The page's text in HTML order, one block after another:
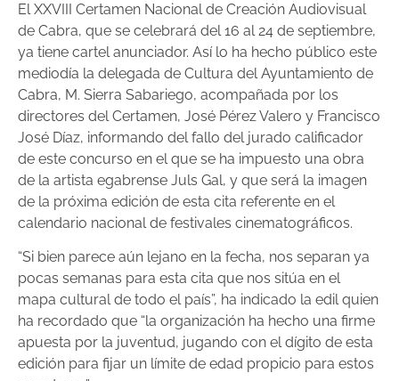
El XXVIII Certamen Nacional de Creación Audiovisual
de Cabra, que se celebrará del 16 al 24 de septiembre,
ya tiene cartel anunciador. Así lo ha hecho público este
mediodía la delegada de Cultura del Ayuntamiento de
Cabra, M. Sierra Sabariego, acompañada por los
directores del Certamen, José Pérez Valero y Francisco
José Díaz, informando del fallo del jurado calificador
de este concurso en el que se ha impuesto una obra
de la artista egabrense Juls Gal, y que será la imagen
de la próxima edición de esta cita referente en el
calendario nacional de festivales cinematográficos.
“Si bien parece aún lejano en la fecha, nos separan ya
pocas semanas para esta cita que nos sitúa en el
mapa cultural de todo el país”, ha indicado la edil quien
ha recordado que “la organización ha hecho una firme
apuesta por la juventud, jugando con el dígito de esta
edición para fijar un límite de edad propicio para estos